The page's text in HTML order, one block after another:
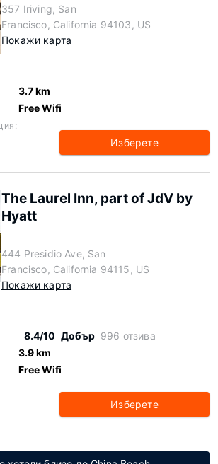
357 Iriving, San
Francisco, California 94103, US
Покажи карта
3.7 km
Free Wifi
Изберете
The Laurel Inn, part of JdV by
Hyatt
444 Presidio Ave, San
Francisco, California 94115, US
Покажи карта
8.4/10 Добър 996 отзива
3.9 km
Free Wifi
Изберете